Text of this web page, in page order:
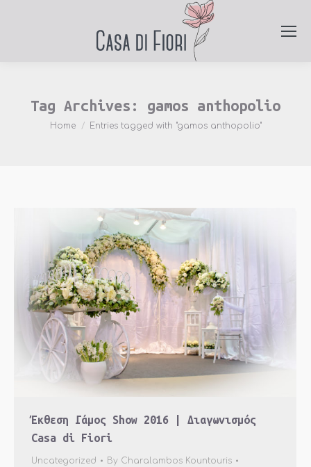
Tag Archives: gamos anthopolio
You are here:
Home Entries tagged with "gamos anthopolio"
Έκθεση Γάμος Show 2016 | Διαγωνισμός
Casa di Fiori
Uncategorized By Charalambos Kountouris